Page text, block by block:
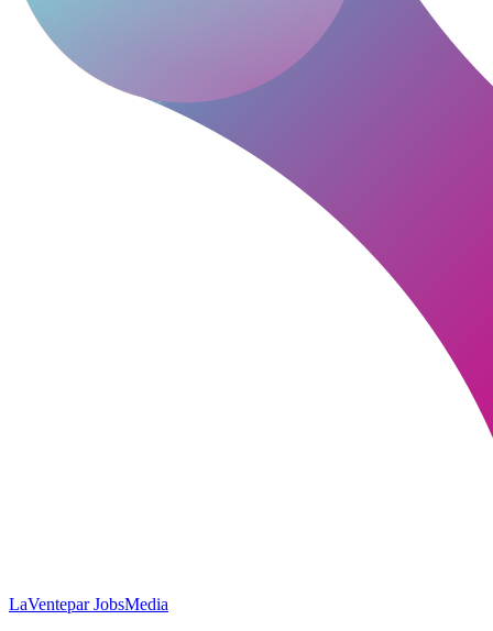
LaVentepar JobsMedia